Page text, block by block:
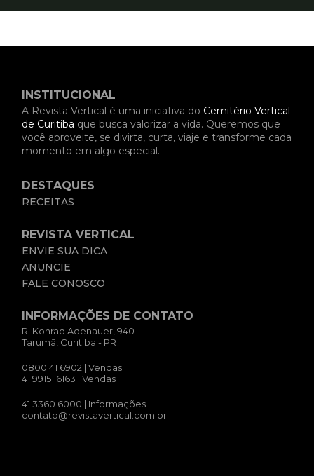
INSTITUCIONAL
A Revista Vertical é uma iniciativa do Cemitério Vertical
de Curitiba que busca valorizar a vida. Queremos que
você aproveite, se divirta, curta, viaje e transforme cada
momento em algo especial.
DESTAQUES
RECEITAS
REVISTA VERTICAL
ENVIE SUA DICA
ANUNCIE
FALE CONOSCO
INFORMAÇÕES DE CONTATO
R. Konrad Adenauer, 940
Tarumã, Curitiba - PR
0800 41 6902 | Vendas
41 99151 6163 | Vendas
41 3360 6000 | Informações
contato@revistavertical.com.br